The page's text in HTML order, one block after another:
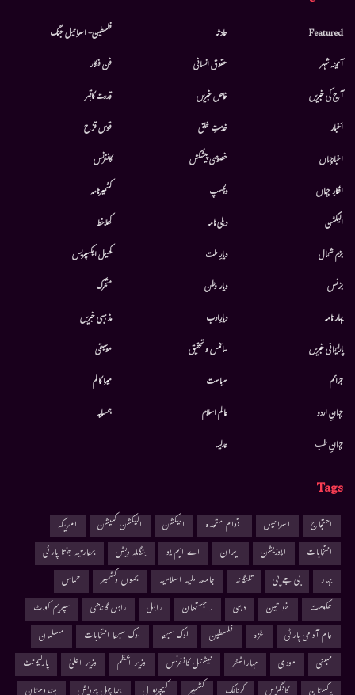
Featured
آئینہ شہر
آج کی خبریں
أخبار
اخبارجہاں
افکارِ جہاں
الیکشن
بزم شمال
بزنس
بہار نامہ
پارلیمانی خبریں
جرائم
جہانِ اردو
جہانِ طب
حادثہ
حقوق انسانی
خاص خبریں
خدمتِ خلق
خصوصی پیشکش
دلچسپ
دہلی نامہ
دیارِ ملت
دیار وطن
دیارِادب
سائنس و تحقیق
سیاست
عالم اسلام
عدلیہ
فلسطین- اسرائیل جنگ
فن فنکار
قدرت کاقہر
قوس قزح
کانفرنس
کشمیرنامہ
کھلاخط
کھیل ایکسپریس
متحرك
مذہبی خبریں
موسيقى
میرا کالم
ہمسایہ
Tags
احتجاج اسرائیل اقوام متحدہ الیکشن الیکشن کمیشن
امریکہ
انتخابات
اپوزیشن ایران اے ایم یو بنگلہ دیش
بھارتیہ جنتا پارٹی
بہار
بی جے پی تلنگانہ جامعہ ملیہ اسلامیہ جموں وکشمیر
حماس
حکومت
خواتین دہلی راجستھان راہل راہل گاندھی
سپریم کورٹ
عام آدمی پارٹی
غزہ فلسطین لوک سبھا لوک سبھا انتخابات
مسلمان
ممبئی
مودی مہاراشٹر نیشنل کانفرنس وزیر اعظم وزیر اعلیٰ
پارلیمنٹ